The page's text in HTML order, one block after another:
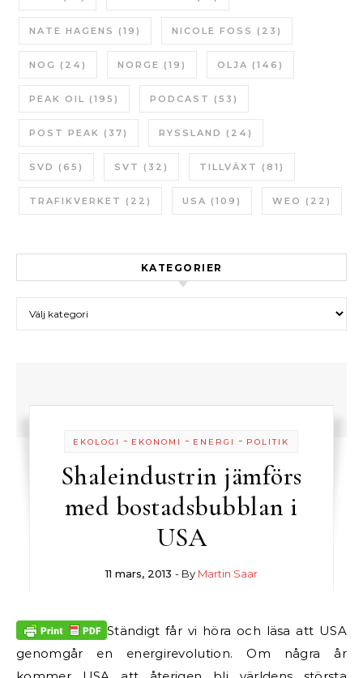
NATE HAGENS (19) NICOLE FOSS (23)
NOG (24) NORGE (19) OLJA (146)
PEAK OIL (195) PODCAST (53)
POST PEAK (37) RYSSLAND (24)
SVD (65) SVT (32) TILLVÄXT (81)
TRAFIKVERKET (22) USA (109) WEO (22)
KATEGORIER
EKOLOGI - EKONOMI - ENERGI - POLITIK
Shaleindustrin jämförs
med bostadsbubblan i
USA
11 mars, 2013 - By Martin Saar
Ständigt får vi höra och läsa att USA
genomgår en energirevolution. Om några år